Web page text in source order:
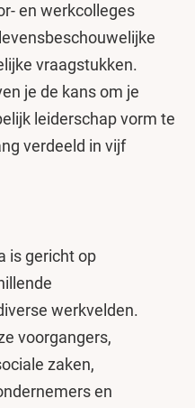
en werkcolleges
vraagstukken.
je de kans om je
leiderschap vorm te
verdeeld in vijf
is gericht op
werkvelden.
voorgangers,
zaken,
en